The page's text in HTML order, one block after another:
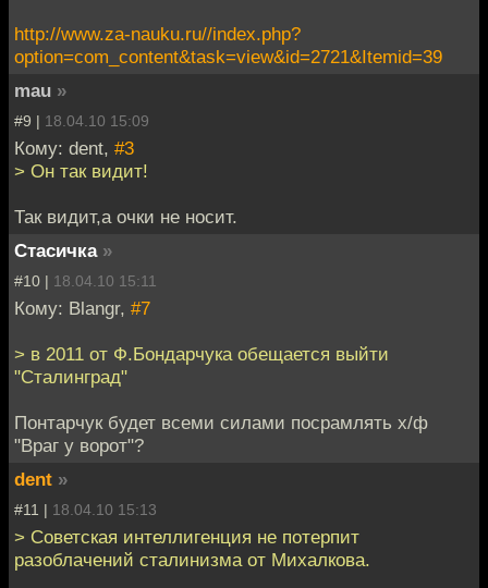
http://www.za-nauku.ru//index.php?
option=com_content&task=view&id=2721&Itemid=39
mau »
#9 | 18.04.10 15:09
Кому: dent, #3
> Он так видит!
Так видит,а очки не носит.
Стасичка »
#10 | 18.04.10 15:11
Кому: Blangr, #7
> в 2011 от Ф.Бондарчука обещается выйти
"Сталинград"
Понтарчук будет всеми силами посрамлять х/ф
"Враг у ворот"?
dent »
#11 | 18.04.10 15:13
> Советская интеллигенция не потерпит
разоблачений сталинизма от Михалкова.